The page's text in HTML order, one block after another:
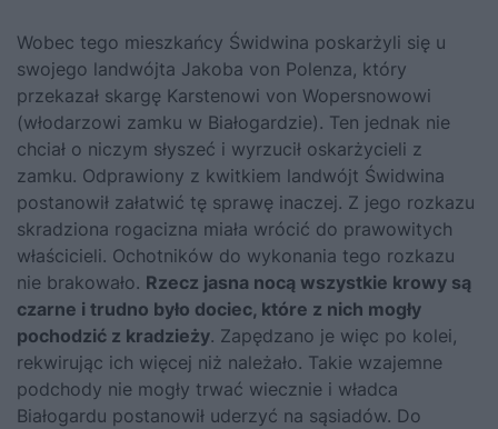
Wobec tego mieszkańcy Świdwina poskarżyli się u
swojego landwójta Jakoba von Polenza, który
przekazał skargę Karstenowi von Wopersnowowi
(włodarzowi zamku w Białogardzie). Ten jednak nie
chciał o niczym słyszeć i wyrzucił oskarżycieli z
zamku. Odprawiony z kwitkiem landwójt Świdwina
postanowił załatwić tę sprawę inaczej. Z jego rozkazu
skradziona rogacizna miała wrócić do prawowitych
właścicieli. Ochotników do wykonania tego rozkazu
nie brakowało. Rzecz jasna nocą wszystkie krowy są
czarne i trudno było dociec, które z nich mogły
pochodzić z kradzieży. Zapędzano je więc po kolei,
rekwirując ich więcej niż należało. Takie wzajemne
podchody nie mogły trwać wiecznie i władca
Białogardu postanowił uderzyć na sąsiadów. Do